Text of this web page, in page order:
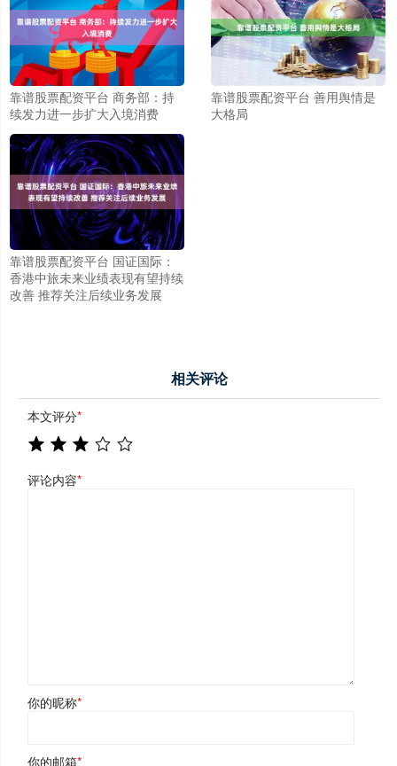
靠谱股票配资平台 商务部：持
续发力进一步扩大入境消费
靠谱股票配资平台 善用舆情是
大格局
靠谱股票配资平台 国证国际：
香港中旅未来业绩表现有望持续
改善 推荐关注后续业务发展
相关评论
本文评分*
评论内容*
你的昵称*
你的邮箱*